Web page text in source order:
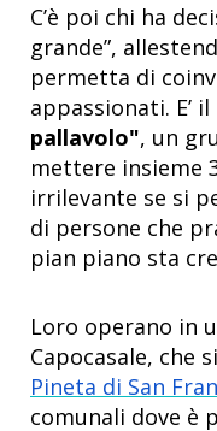
C’è poi chi ha
grande”,
permetta di
appassionati. E’
pallavolo", un
mettere insieme
irrilevante se si
di persone che
pian piano sta
Loro operano in
Capocasale, che
Pineta di San
comunali dove è